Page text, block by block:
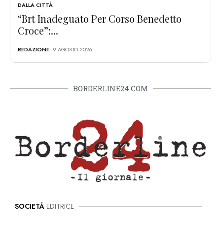
DALLA CITTÀ
“Brt Inadeguato Per Corso Benedetto
Croce”:...
REDAZIONE- 9 AGOSTO 2026
BORDERLINE24.COM
SOCIETÀ EDITRICE